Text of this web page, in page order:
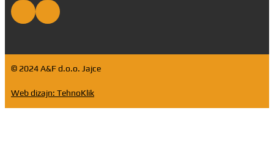
© 2024 A&F d.o.o. Jajce
Web dizajn: TehnoKlik